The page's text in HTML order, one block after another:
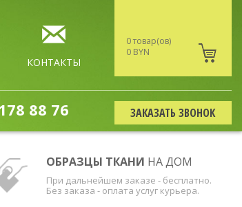
КОНТАКТЫ
0 товар(ов)
0 BYN
88 76 ЗАКАЗАТЬ ЗВОНОК
ОБРАЗЦЫ ТКАНИ НА ДОМ
При дальнейшем заказе - бесплатно.
Без заказа - оплата услуг курьера.